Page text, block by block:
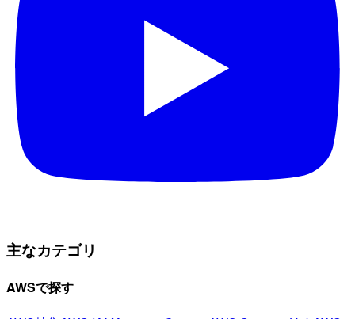
主なカテゴリ
AWSで探す